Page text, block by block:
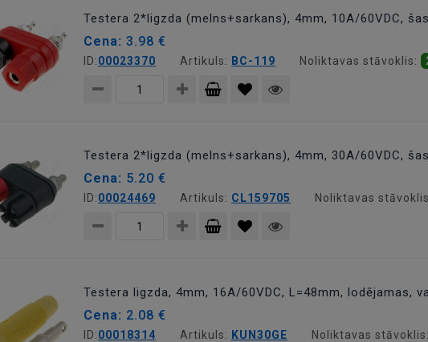
Testera 2*ligzda (melns+sarkans), 4mm, 10A/60VDC,
Cena: 3.98 €
ID:00023370 Artikuls: BC-119 Noliktavas stāvoklis:
Testera 2*ligzda (melns+sarkans), 4mm, 30A/60VDC,
Cena: 5.20 €
ID:00024469 Artikuls: CL159705 Noliktavas
Testera ligzda, 4mm, 16A/60VDC, L=48mm, lodējamas,
Cena: 2.08 €
ID:00018314 Artikuls: KUN30GE Noliktavas stāvoklis: